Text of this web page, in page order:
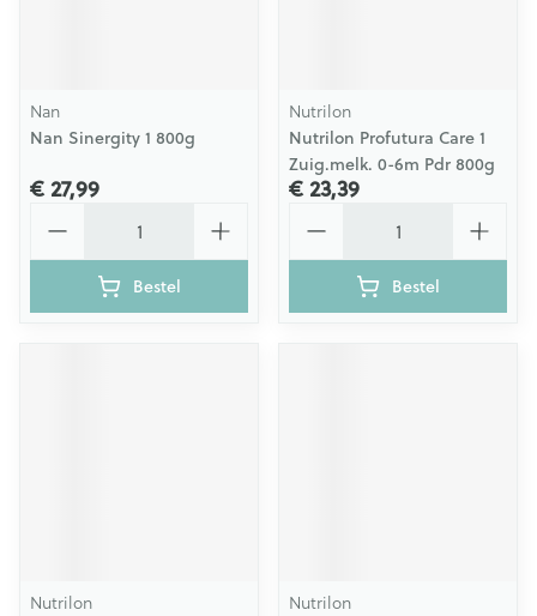
Nan
Nan Sinergity 1 800g
€ 27,99
Bestel
Nutrilon
Nutrilon Profutura Care 1
Zuig.melk. 0-6m Pdr 800g
€ 23,39
Bestel
Nutrilon
Nutrilon